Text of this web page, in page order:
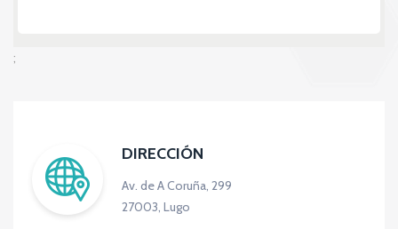
;
DIRECCIÓN
Av. de A Coruña, 299
27003, Lugo